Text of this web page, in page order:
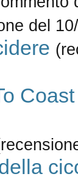
del
Coast